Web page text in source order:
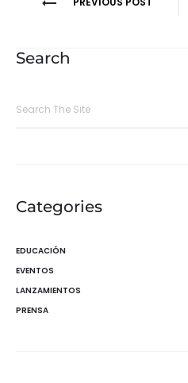
entradas
Search
Categories
EDUCACIÓN
EVENTOS
LANZAMIENTOS
PRENSA